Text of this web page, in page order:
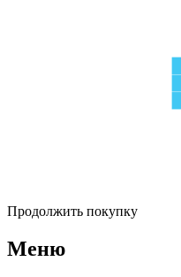
Продолжить покупку
Меню